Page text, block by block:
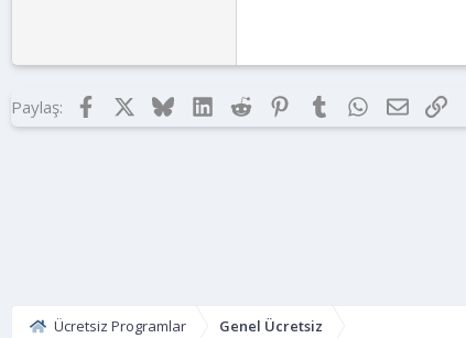
Verdana
Paylaş: Facebook BlueskyLinkedInReddit Pinterest
Tumblr WhatsApp
E-postaLink
Ücretsiz Programlar Genel Ücretsiz